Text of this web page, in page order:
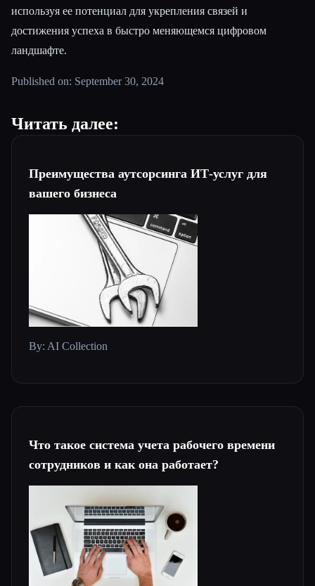
используя ее потенциал для укрепления связей и
достижения успеха в быстро меняющемся цифровом
ландшафте.
Published on: September 30, 2024
Читать далее:
Преимущества аутсорсинга ИТ-услуг для
вашего бизнеса
By: AI Collection
Что такое система учета рабочего времени
сотрудников и как она работает?